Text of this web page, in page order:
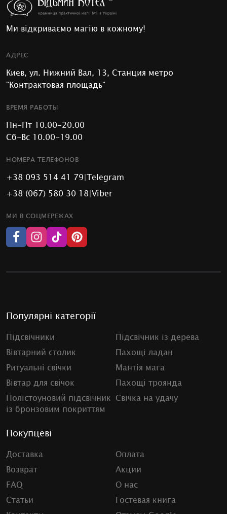
Ми відкриваємо магію в кожному!
АДРЕС
Киев, ул. Нижний Вал, 13, Станция метро
"Контрактовая площадь"
ВРЕМЯ РАБОТЫ
Пн-Пт 10.00-20.00
Сб-Вс 10.00-19.00
НОМЕРА ТЕЛЕФОНОВ
+38 093 514 41 79|Telegram
+38 (067) 580 30 18|Viber
МИ В СОЦМЕРЕЖАХ
Популярні категорії
Підсвічники
Підсвічник із дерева
Вівтарний столик
Пахощі ладан
Ритуальні свічки
Мантія мага
Вівтар для свічок
Пахощі троянда
Полістоуновий підсвічник
із бронзовим покриттям
Свічка на удачу
Покупцеві
Доставка
Оплата
Возврат
Акции
FAQ
О нас
Статьи
Гостевая книга